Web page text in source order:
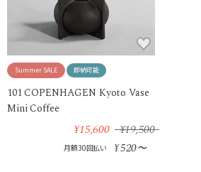
Summer SALE 即納可能
101 COPENHAGEN Kyoto Vase
Mini Coffee
¥15,600 ¥19,500
月額30回払い ¥520〜